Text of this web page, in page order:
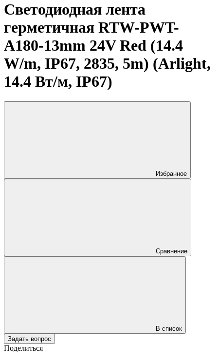
Светодиодная лента
герметичная RTW-PWT-
A180-13mm 24V Red (14.4
W/m, IP67, 2835, 5m) (Arlight,
14.4 Вт/м, IP67)
Избранное
Сравнение
В список
Задать вопрос
Поделиться